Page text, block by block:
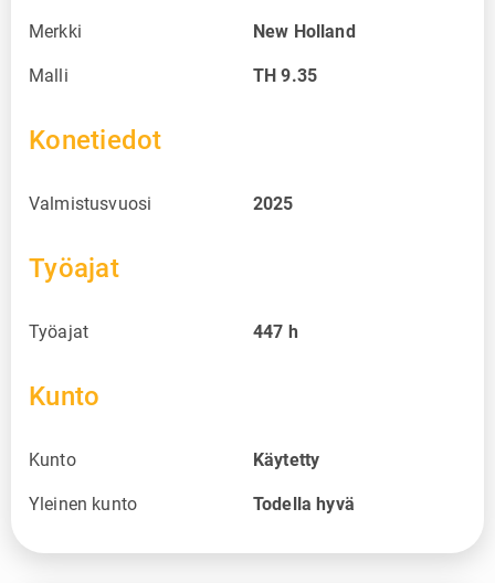
Merkki New Holland
Malli TH 9.35
Konetiedot
Valmistusvuosi 2025
Työajat
Työajat 447 h
Kunto
Kunto Käytetty
Yleinen kunto Todella hyvä